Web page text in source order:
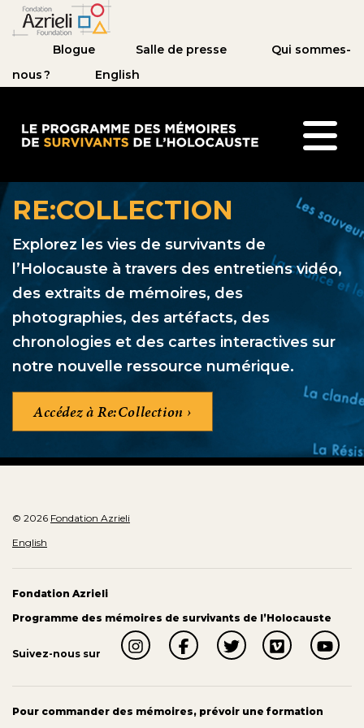
Blogue Salle de presse
Qui sommes-
nous ?
English
RE:COLLECTION
Explorez les vies de survivants de
l’Holocauste à travers des entretiens vidéo,
des extraits de mémoires, des
photographies, des artéfacts, des
chronologies et des cartes interactives sur
notre nouvelle ressource numérique.
Accédez à Re:Collection
© 2026 Fondation Azrieli
English
Fondation Azrieli
Programme des mémoires de survivants de l’Holocauste
Suivez-nous sur
Pour commander des mémoires, prévoir une formation